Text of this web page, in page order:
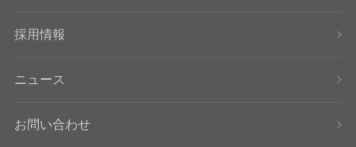
採用情報
ニュース
お問い合わせ